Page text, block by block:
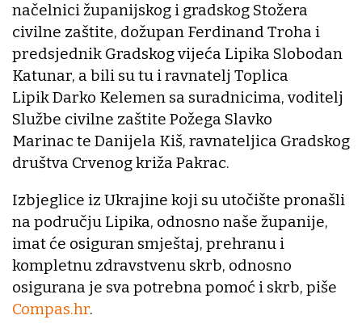
načelnici županijskog i gradskog Stožera
civilne zaštite, dožupan Ferdinand Troha i
predsjednik Gradskog vijeća Lipika Slobodan
Katunar, a bili su tu i ravnatelj Toplica
Lipik Darko Kelemen sa suradnicima, voditelj
Službe civilne zaštite Požega Slavko
Marinac te Danijela Kiš, ravnateljica Gradskog
društva Crvenog križa Pakrac.
Izbjeglice iz Ukrajine koji su utočište pronašli
na području Lipika, odnosno naše županije,
imat će osiguran smještaj, prehranu i
kompletnu zdravstvenu skrb, odnosno
osigurana je sva potrebna pomoć i skrb, piše
Compas.hr.